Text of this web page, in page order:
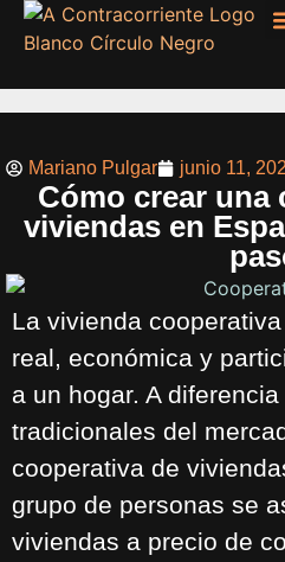
Mariano Pulgar junio 11,
Cómo crear una
viviendas en
La vivienda
real, económica y
a un hogar. A
tradicionales del
cooperativa de
grupo de personas se
viviendas a precio de